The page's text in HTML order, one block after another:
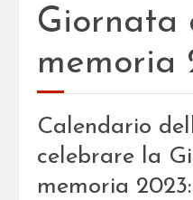
Giornata
memoria
Calendario
celebrare la
memoria 2023: